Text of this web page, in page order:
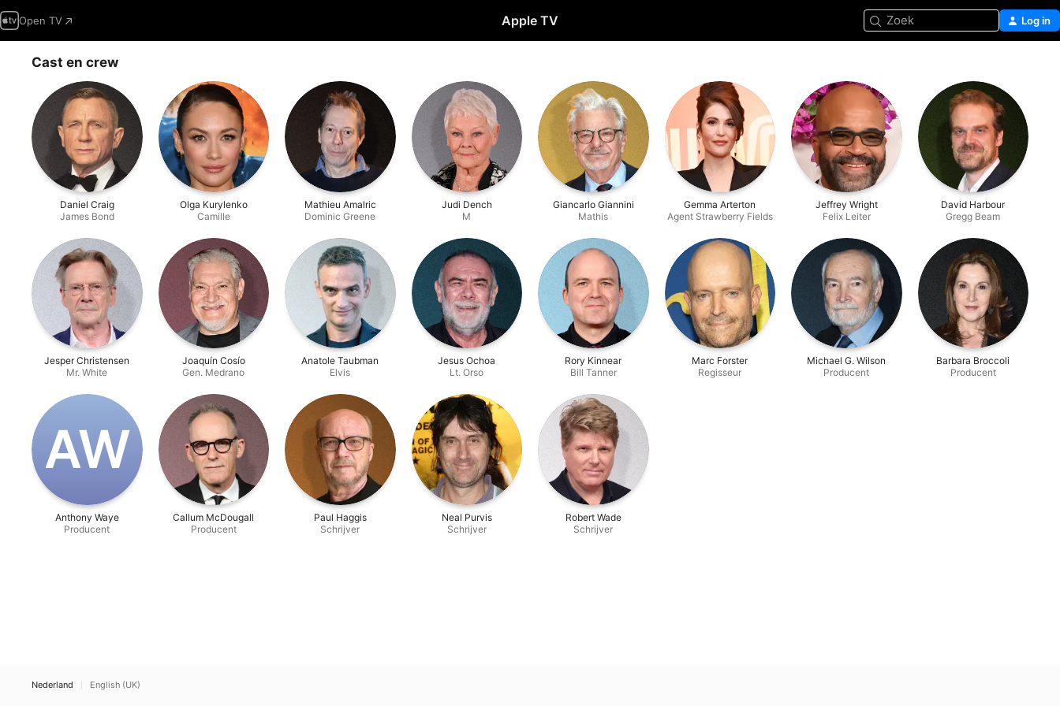
Open TV Apple TV Zoek Log in
Cast en crew
Daniel Craig
James Bond
Olga Kurylenko
Camille
Mathieu Amalric
Dominic Greene
Judi Dench
M
Giancarlo Giannini
Mathis
Gemma Arterton
Agent Strawberry Fields
Jeffrey Wright
Felix Leiter
David Harbour
Gregg Beam
Jesper Christensen
Mr. White
Joaquín Cosío
Gen. Medrano
Anatole Taubman
Elvis
Jesus Ochoa
Lt. Orso
Rory Kinnear
Bill Tanner
Marc Forster
Regisseur
Michael G. Wilson
Producent
Barbara Broccoli
Producent
A‌W
Anthony Waye
Producent
Callum McDougall
Producent
Paul Haggis
Schrijver
Neal Purvis
Schrijver
Robert Wade
Schrijver
Nederland English (UK)